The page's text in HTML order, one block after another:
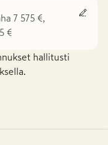
7 575 €,
€
hallitusti